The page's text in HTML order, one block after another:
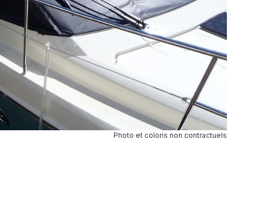
Photo et coloris non contractuels